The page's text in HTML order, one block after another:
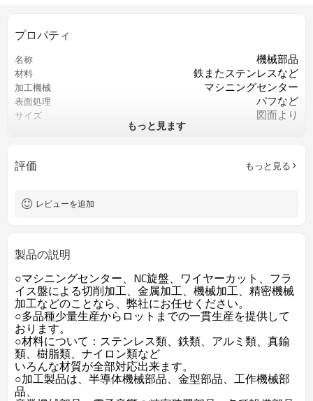
プロパティ
名称 機械部品
材料 鉄またステンレスなど
加工機械 マシニングセンター
表面処理 バフなど
サイズ 図面より
もっと見ます
評価 もっと見る
レビューを追加
製品の説明
○マシニングセンター、NC旋盤、ワイヤーカット、フラ
イス盤による切削加工、金属加工、機械加工、精密機械
加工などのことなら、弊社にお任せください。
○多品種少量生産からロットまでの一貫生産を提供して
おります。
○材料について：ステンレス類、鉄類、アルミ類、真鍮
類、樹脂類、ナイロン類など
いろんな材質が全部対応出来ます。
○加工製品は、半導体機械部品、金型部品、工作機械部
品、